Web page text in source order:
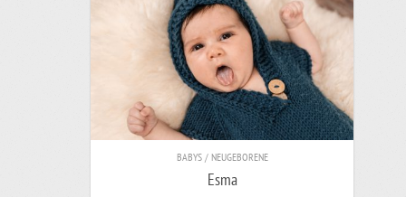
BABYS / NEUGEBORENE
Esma